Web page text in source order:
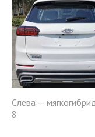
Слева —
8